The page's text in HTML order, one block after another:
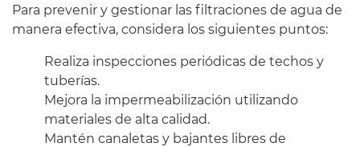
Para prevenir y gestionar las filtraciones de agua de
manera efectiva, considera los siguientes puntos:
Realiza inspecciones periódicas de techos y
tuberías.
Mejora la impermeabilización utilizando
materiales de alta calidad.
Mantén canaletas y bajantes libres de